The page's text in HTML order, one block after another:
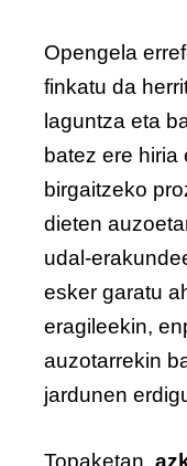
Opengela
finkatu da
laguntza eta
batez ere hiria
birgaitzeko
dieten
udal-
esker garatu
eragileekin,
auzotarrekin
jardunen
Topaketan,